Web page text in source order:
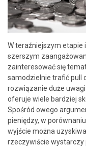
W teraźniejszym etapie
szerszym
zainteresować się
samodzielnie trafić pull
rozwiązanie duże
oferuje wiele bardziej
Spośród owego
pieniędzy, w
wyjście można
rzeczywiście wystarczy